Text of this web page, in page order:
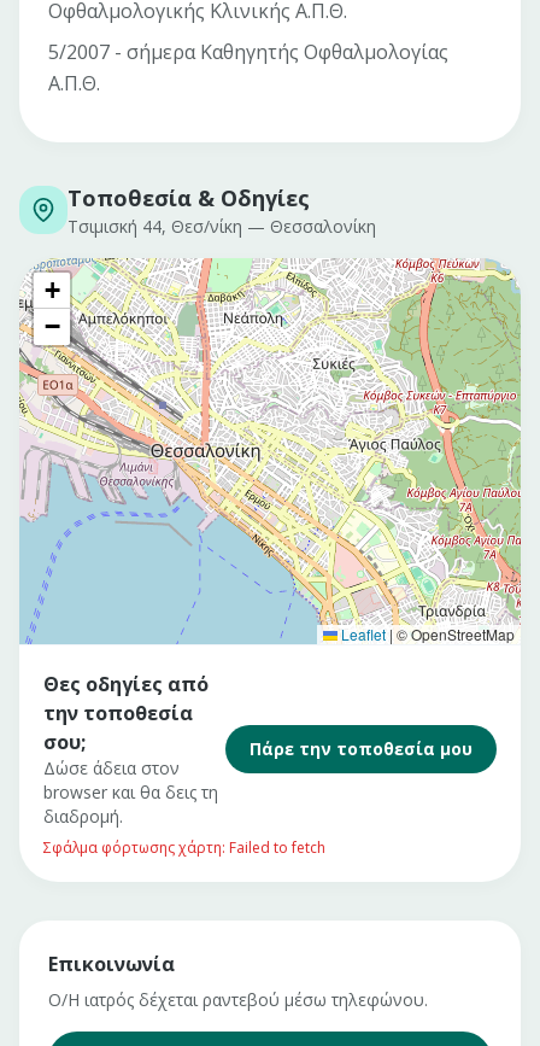
Οφθαλμολογικής Κλινικής Α.Π.Θ.
5/2007 - σήμερα Καθηγητής Οφθαλμολογίας
Α.Π.Θ.
Τοποθεσία & Οδηγίες
Τσιμισκή 44, Θεσ/νίκη — Θεσσαλονίκη
+
−
Leaflet |© OpenStreetMap
Θες οδηγίες από
την τοποθεσία
σου;
Δώσε άδεια στον
browser και θα δεις τη
διαδρομή.
Πάρε την τοποθεσία μου
Σφάλμα φόρτωσης χάρτη: Failed to fetch
Επικοινωνία
Ο/Η ιατρός δέχεται ραντεβού μέσω τηλεφώνου.